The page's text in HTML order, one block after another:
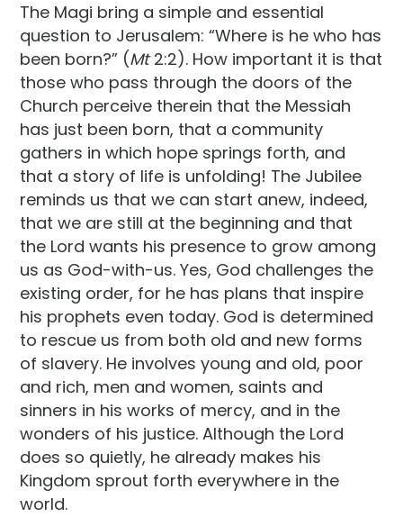
The Magi bring a simple and essential
question to Jerusalem: “Where is he who has
been born?” (Mt2:2). How important it is that
those who pass through the doors of the
Church perceive therein that the Messiah
has just been born, that a community
gathers in which hope springs forth, and
that a story of life is unfolding! The Jubilee
reminds us that we can start anew, indeed,
that we are still at the beginning and that
the Lord wants his presence to grow among
us as God-with-us. Yes, God challenges the
existing order, for he has plans that inspire
his prophets even today. God is determined
to rescue us from both old and new forms
of slavery. He involves young and old, poor
and rich, men and women, saints and
sinners in his works of mercy, and in the
wonders of his justice. Although the Lord
does so quietly, he already makes his
Kingdom sprout forth everywhere in the
world.